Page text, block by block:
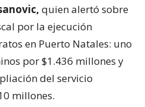
quien alertó sobre
por la ejecución
en Puerto Natales: uno
por $1.436 millones y
del servicio
millones.